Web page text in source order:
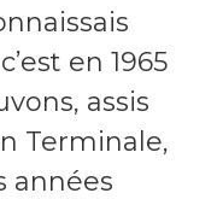
en 1965
assis
Terminale,
années